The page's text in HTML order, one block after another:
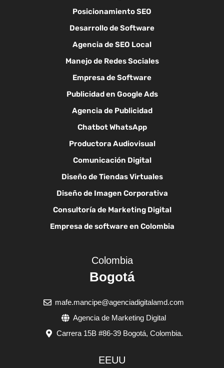
Posicionamiento SEO
Desarrollo de Software
Agencia de SEO Local
Manejo de Redes Sociales
Empresa de Software
Publicidad en Google Ads
Agencia de Publicidad
Chatbot WhatsApp
Productora Audiovisual
Comunicación Digital
Diseño de Tiendas Virtuales
Diseño de Imagen Corporativa
Consultoría de Marketing Digital
Empresa de software en Colombia
Colombia
Bogotá
mafe.mancipe@agenciadigitalamd.com
Agencia de Marketing Digital
Carrera 15B #86-39 Bogotá, Colombia.
EEUU